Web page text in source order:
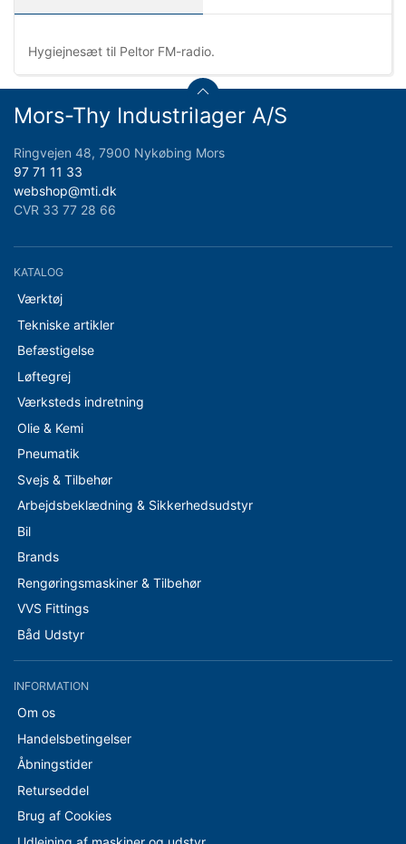
Hygiejnesæt til Peltor FM-radio.
Mors-Thy Industrilager A/S
Ringvejen 48, 7900 Nykøbing Mors
97 71 11 33
webshop@mti.dk
CVR 33 77 28 66
KATALOG
Værktøj
Tekniske artikler
Befæstigelse
Løftegrej
Værksteds indretning
Olie & Kemi
Pneumatik
Svejs & Tilbehør
Arbejdsbeklædning & Sikkerhedsudstyr
Bil
Brands
Rengøringsmaskiner & Tilbehør
VVS Fittings
Båd Udstyr
INFORMATION
Om os
Handelsbetingelser
Åbningstider
Returseddel
Brug af Cookies